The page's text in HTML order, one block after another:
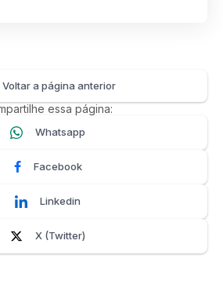
Voltar a página anterior
essa página:
Whatsapp
Facebook
Linkedin
X (Twitter)